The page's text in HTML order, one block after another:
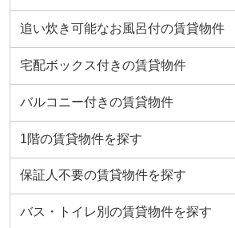
追い炊き可能なお風呂付の賃貸物件
宅配ボックス付きの賃貸物件
バルコニー付きの賃貸物件
1階の賃貸物件を探す
保証人不要の賃貸物件を探す
バス・トイレ別の賃貸物件を探す